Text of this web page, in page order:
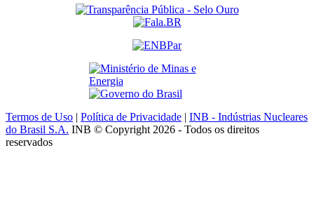
Termos de Uso | Política de Privacidade | INB - Indústrias Nucleares
do Brasil S.A. INB © Copyright 2026 - Todos os direitos
reservados